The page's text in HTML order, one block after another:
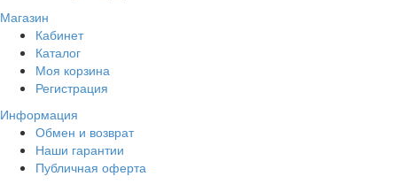
Магазин
Кабинет
Каталог
Моя корзина
Регистрация
Информация
Обмен и возврат
Наши гарантии
Публичная оферта